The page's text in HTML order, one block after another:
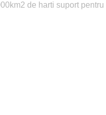
de harti suport